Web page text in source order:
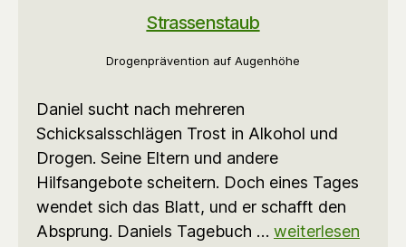
Strassenstaub
Drogenprävention auf Augenhöhe
Daniel sucht nach mehreren
Schicksalsschlägen Trost in Alkohol und
Drogen. Seine Eltern und andere
Hilfsangebote scheitern. Doch eines Tages
wendet sich das Blatt, und er schafft den
Absprung. Daniels Tagebuch … weiterlesen